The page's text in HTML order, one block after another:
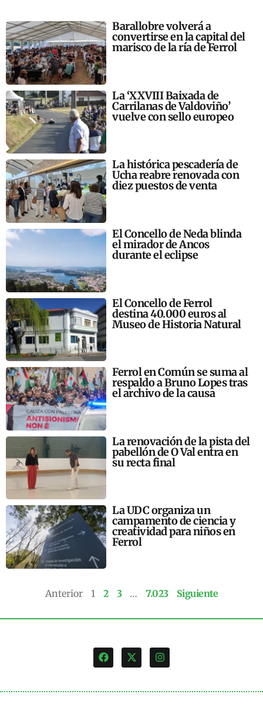
Barallobre volverá a
convertirse en la capital del
marisco de la ría de Ferrol
La ‘XXVIII Baixada de
Carrilanas de Valdoviño’
vuelve con sello europeo
La histórica pescadería de
Ucha reabre renovada con
diez puestos de venta
El Concello de Neda blinda
el mirador de Ancos
durante el eclipse
El Concello de Ferrol
destina 40.000 euros al
Museo de Historia Natural
Ferrol en Común se suma al
respaldo a Bruno Lopes tras
el archivo de la causa
La renovación de la pista del
pabellón de O Val entra en
su recta final
La UDC organiza un
campamento de ciencia y
creatividad para niños en
Ferrol
Anterior 1 2 3 … 7.023 Siguiente